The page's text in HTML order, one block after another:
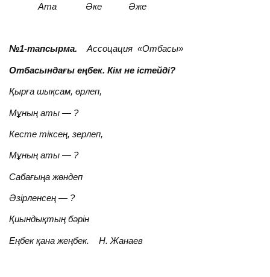
Ата Әке Әже
№1-тапсырма.Ассоцация «Отбасы»
Отбасындағы еңбек. Кім не істейді?
Қырға шықсам, өрлеп,
Мұның аты — ?
Кесте тіксең, зерлеп,
Мұның аты — ?
Сабағыңа жөндеп
Әзірленсең — ?
Қиындықтың бәрін
Еңбек қана жеңбек. Н. Жанаев